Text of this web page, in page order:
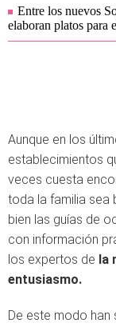
Entre los nuevos
elaboran platos para
Aunque en los
establecimientos
veces cuesta
toda la familia sea
bien las guías de
con información
los expertos de la
entusiasmo.
De este modo